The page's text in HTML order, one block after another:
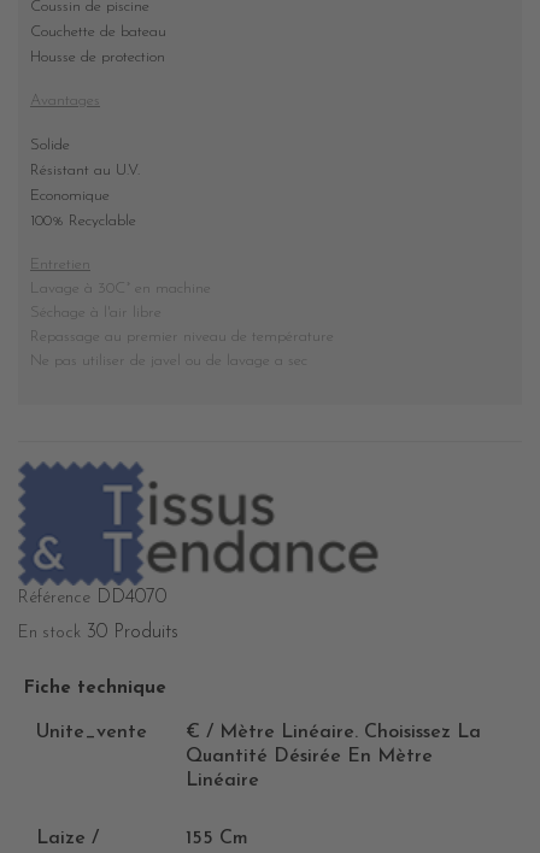
Coussin de piscine
Couchette de bateau
Housse de protection
Avantages
Solide
Résistant au U.V.
Economique
100% Recyclable
Entretien
Lavage à 30C° en machine
Séchage à l'air libre
Repassage au premier niveau de température
Ne pas utiliser de javel ou de lavage a sec
Référence DD4070
En stock 30 Produits
Fiche technique
Unite_vente
€ / Mètre Linéaire. Choisissez La
Quantité Désirée En Mètre
Linéaire
Laize / 155 Cm